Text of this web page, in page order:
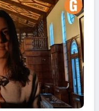
UZMAN KÖŞESI WEB TV PROGRAMLARI